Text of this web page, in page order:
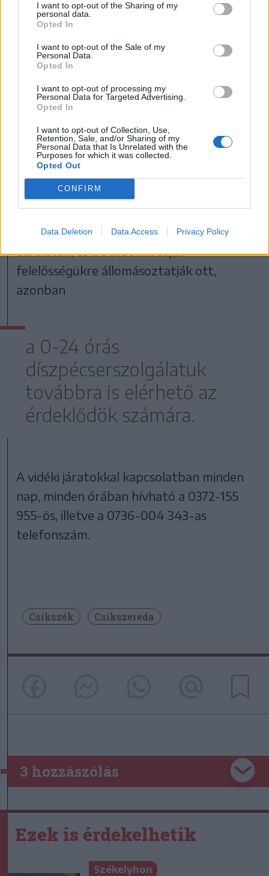
I want to opt-out of the Sharing of my
personal data.
Opted In
I want to opt-out of the Sale of my
Personal Data.
Opted In
I want to opt-out of processing my
Personal Data for Targeted Advertising.
Opted In
I want to opt-out of Collection, Use,
Retention, Sale, and/or Sharing of my
Personal Data that Is Unrelated with the
Purposes for which it was collected.
Opted Out
CONFIRM
Data Deletion Data Access Privacy Policy
FOTÓ: PINTI ATTILA
Demény Attila, a Csíki Trans Kft.
igazgatója kérdésünkre elmondta, hogy
valóban felfüggesztették
szolgáltatásukat a Nagyrét utcai
területen, és a buszokat saját
felelősségükre állomásoztatják ott,
azonban
a 0-24 órás
díszpécserszolgálatuk
továbbra is elérhető az
érdeklődök számára.
A vidéki járatokkal kapcsolatban minden
nap, minden órában hívható a 0372-155
955-ös, illetve a 0736-004 343-as
telefonszám.
Csíkszék Csíkszereda
3 hozzászólás
Ezek is érdekelhetik
Székelyhon